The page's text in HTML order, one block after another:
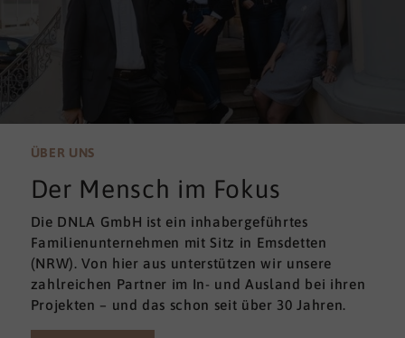
ÜBER UNS
Der Mensch im Fokus
Die DNLA GmbH ist ein inhabergeführtes
Familienunternehmen mit Sitz in Emsdetten
(NRW). Von hier aus unterstützen wir unsere
zahlreichen Partner im In- und Ausland bei ihren
Projekten – und das schon seit über 30 Jahren.